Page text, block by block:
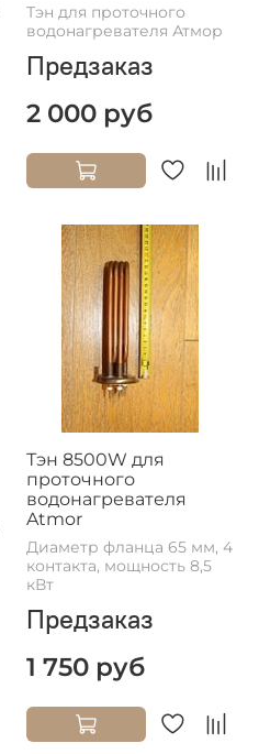
Тэн для проточного
водонагревателя Атмор
Предзаказ
2 000 руб
Тэн 8500W для
проточного
водонагревателя
Atmor
Диаметр фланца 65 мм, 4
контакта, мощность 8,5
кВт
Предзаказ
1 750 руб